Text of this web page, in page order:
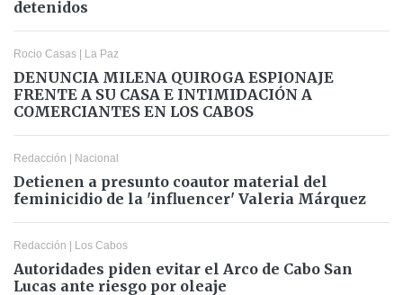
detenidos
Rocio Casas La Paz
DENUNCIA MILENA QUIROGA ESPIONAJE
FRENTE A SU CASA E INTIMIDACIÓN A
COMERCIANTES EN LOS CABOS
Redacción Nacional
Detienen a presunto coautor material del
feminicidio de la 'influencer' Valeria Márquez
Redacción Los Cabos
Autoridades piden evitar el Arco de Cabo San
Lucas ante riesgo por oleaje